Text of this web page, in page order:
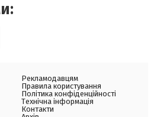
Рекламодавцям
Правила користування
Політика конфіденційності
Технічна інформація
Контакти